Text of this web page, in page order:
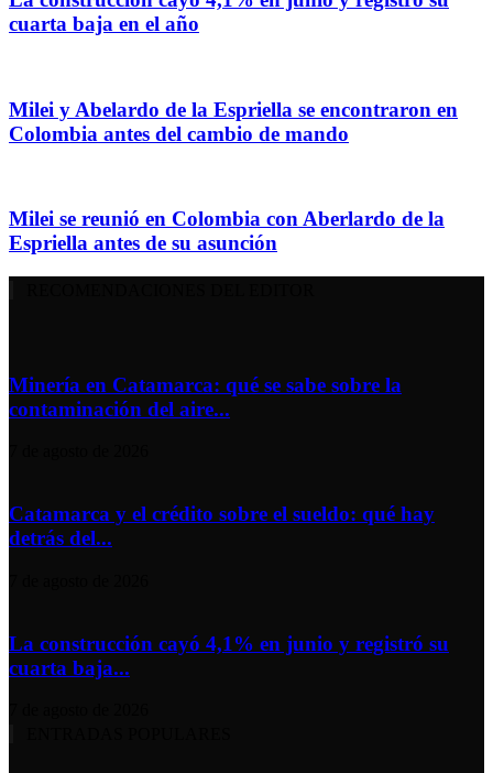
cuarta baja en el año
Milei y Abelardo de la Espriella se encontraron en
Colombia antes del cambio de mando
Milei se reunió en Colombia con Aberlardo de la
Espriella antes de su asunción
Minería en Catamarca: qué se sabe sobre la
contaminación del aire...
Catamarca y el crédito sobre el sueldo: qué hay
detrás del...
La construcción cayó 4,1% en junio y registró su
cuarta baja...